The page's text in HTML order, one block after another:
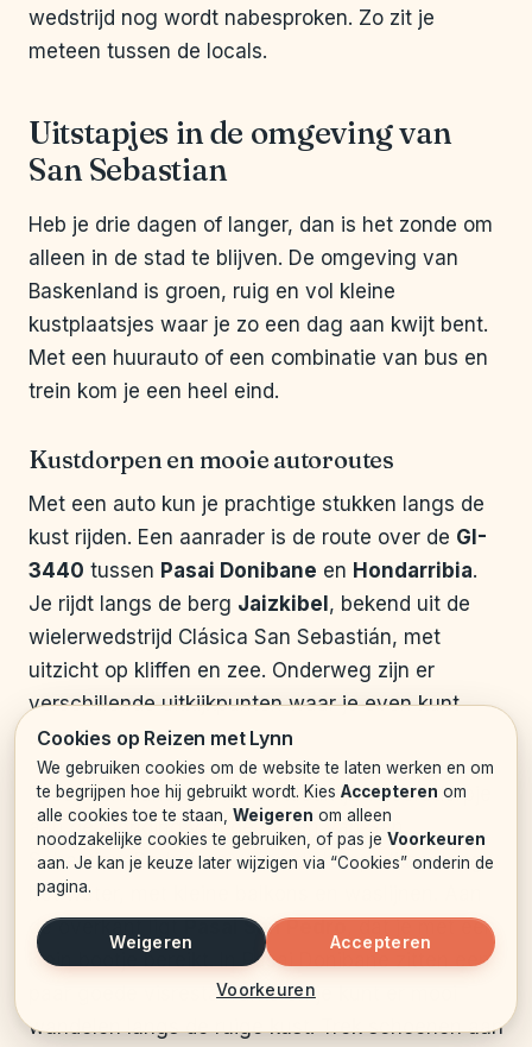
wedstrijd nog wordt nabesproken. Zo zit je
meteen tussen de locals.
Uitstapjes in de omgeving van
San Sebastian
Heb je drie dagen of langer, dan is het zonde om
alleen in de stad te blijven. De omgeving van
Baskenland is groen, ruig en vol kleine
kustplaatsjes waar je zo een dag aan kwijt bent.
Met een huurauto of een combinatie van bus en
trein kom je een heel eind.
Kustdorpen en mooie autoroutes
Met een auto kun je prachtige stukken langs de
kust rijden. Een aanrader is de route over de GI-
3440 tussen Pasai Donibane en Hondarribia.
Je rijdt langs de berg Jaizkibel , bekend uit de
wielerwedstrijd Clásica San Sebastián, met
uitzicht op kliffen en zee. Onderweg zijn er
verschillende uitkijkpunten waar je even kunt
stoppen.
Pasai Donibane zelf is een kleurrijk vissersdorpje
aan de monding van de haven van San
Sebastian. De huizen staan dicht op elkaar langs
het water, met kleine balkons en waslijnen. Aan
de overkant ligtPasai San Pedro, dat je met een
klein bootje bereikt. In Pasai Donibane zitten een
paar goede visrestaurants en je kunt er mooi
wandelen langs de ruige kust. Trek schoenen aan
Cookies op Reizen met Lynn
We gebruiken cookies om de website te laten werken en om
te begrijpen hoe hij gebruikt wordt. Kies Accepteren om
alle cookies toe te staan, Weigeren om alleen
noodzakelijke cookies te gebruiken, of pas je Voorkeuren
aan. Je kan je keuze later wijzigen via “Cookies” onderin de
pagina.
Weigeren
Voorkeuren
Accepteren